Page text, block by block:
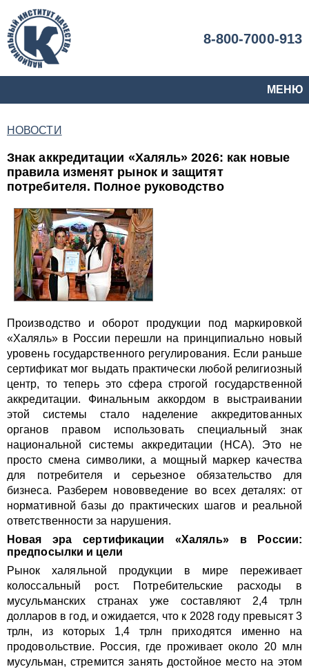
8-800-7000-913
МЕНЮ
НОВОСТИ
Знак аккредитации «Халяль» 2026: как новые
правила изменят рынок и защитят
потребителя. Полное руководство
Производство и оборот продукции под маркировкой
«Халяль» в России перешли на принципиально новый
уровень государственного регулирования. Если раньше
сертификат мог выдать практически любой религиозный
центр, то теперь это сфера строгой государственной
аккредитации. Финальным аккордом в выстраивании
этой системы стало наделение аккредитованных
органов правом использовать специальный знак
национальной системы аккредитации (НСА). Это не
просто смена символики, а мощный маркер качества
для потребителя и серьезное обязательство для
бизнеса. Разберем нововведение во всех деталях: от
нормативной базы до практических шагов и реальной
ответственности за нарушения.
Новая эра сертификации «Халяль» в России:
предпосылки и цели
Рынок халяльной продукции в мире переживает
колоссальный рост. Потребительские расходы в
мусульманских странах уже составляют 2,4 трлн
долларов в год, и ожидается, что к 2028 году превысят 3
трлн, из которых 1,4 трлн приходятся именно на
продовольствие. Россия, где проживает около 20 млн
мусульман, стремится занять достойное место на этом